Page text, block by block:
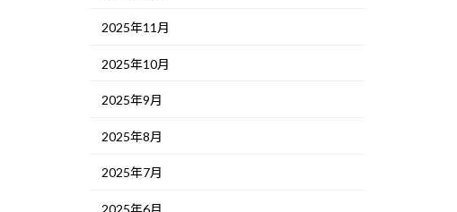
2025年11月
2025年10月
2025年9月
2025年8月
2025年7月
2025年6月